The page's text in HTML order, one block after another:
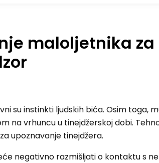
Finder
protiv krađe vašeg telefona, naša
maloljetnika za
su instinkti ljudskih bića. Osim toga,
na vrhuncu u tinejdžerskoj dobi.
upoznavanje tinejdžera.
negativno razmišljati o kontaktu s